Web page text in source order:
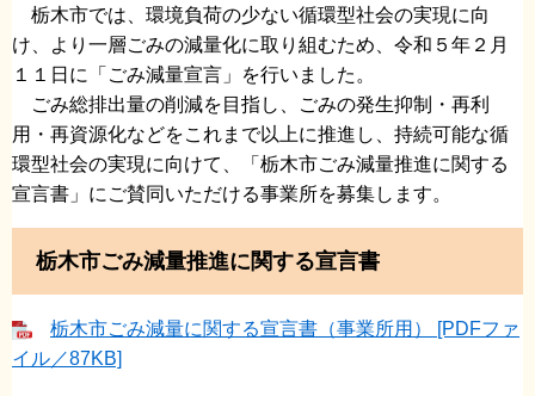
栃木市では、環境負荷の少ない循環型社会の実現に向
け、より一層ごみの減量化に取り組むため、令和５年２月
１１日に「ごみ減量宣言」を行いました。
ごみ総排出量の削減を目指し、ごみの発生抑制・再利
用・再資源化などをこれまで以上に推進し、持続可能な循
環型社会の実現に向けて、「栃木市ごみ減量推進に関する
宣言書」にご賛同いただける事業所を募集します。
栃木市ごみ減量推進に関する宣言書
栃木市ごみ減量に関する宣言書（事業所用） [PDFファ
イル／87KB]